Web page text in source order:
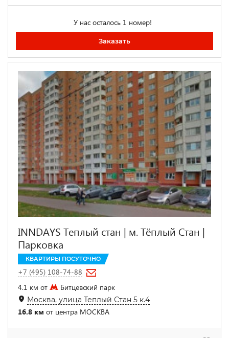
У нас осталось 1 номер!
Заказать
INNDAYS Теплый стан | м. Тёплый Стан |
Парковка
КВАРТИРЫ ПОСУТОЧНО
+7 (495) 108-74-88
4.1 км от
Битцевский парк
Москва, улица Теплый Стан 5 к.4
16.8 км от центра МОСКВА